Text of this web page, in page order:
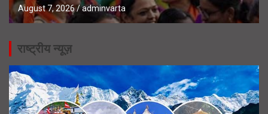
August 7, 2026 adminvarta
राष्ट्रीय न्यूज़